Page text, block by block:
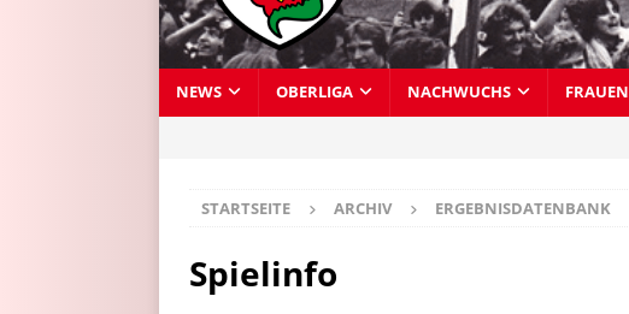
NEWS OBERLIGA NACHWUCHS FRAUEN
STARTSEITE ARCHIV ERGEBNISDATENBANK
Spielinfo